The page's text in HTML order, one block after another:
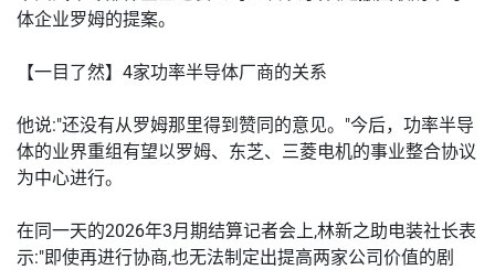
体企业罗姆的提案。
【一目了然】4家功率半导体厂商的关系
他说:"还没有从罗姆那里得到赞同的意见。"今后，功率半导
体的业界重组有望以罗姆、东芝、三菱电机的事业整合协议
为中心进行。
在同一天的2026年3月期结算记者会上,林新之助电装社长表
示:"即使再进行协商,也无法制定出提高两家公司价值的剧